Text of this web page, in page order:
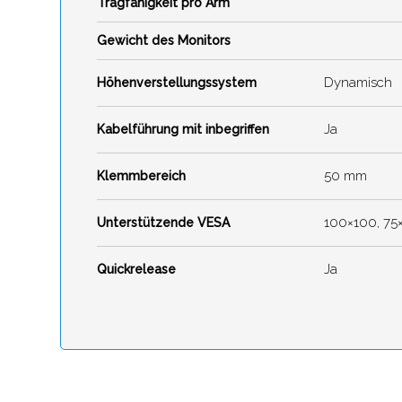
Gewicht des Monitors
Höhenverstellungssystem Dynamisch
Kabelführung mit inbegriffen Ja
Klemmbereich 50 mm
Unterstützende VESA 100×100,
Quickrelease Ja